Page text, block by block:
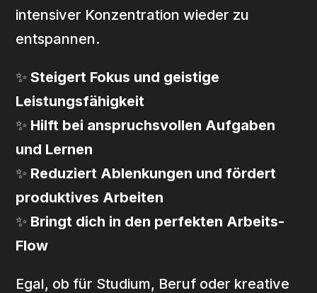
intensiver Konzentration wieder zu
entspannen.
✨Steigert Fokus und geistige
Leistungsfähigkeit
✨ Hilft bei anspruchsvollen Aufgaben
und Lernen
✨ Reduziert Ablenkungen und fördert
produktives Arbeiten
✨ Bringt dich in den perfekten Arbeits-
Flow
Egal, ob für Studium, Beruf oder kreative